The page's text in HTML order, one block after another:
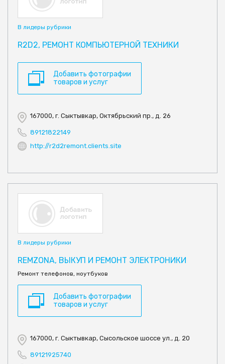
В лидеры рубрики
R2D2, РЕМОНТ КОМПЬЮТЕРНОЙ ТЕХНИКИ
Добавить фотографии
товаров и услуг
167000, г. Сыктывкар, Октябрьский пр., д. 26
89121822149
http://r2d2remont.clients.site
В лидеры рубрики
REMZONA, ВЫКУП И РЕМОНТ ЭЛЕКТРОНИКИ
Ремонт телефонов, ноутбуков
Добавить фотографии
товаров и услуг
167000, г. Сыктывкар, Сысольское шоссе ул., д. 20
89121925740